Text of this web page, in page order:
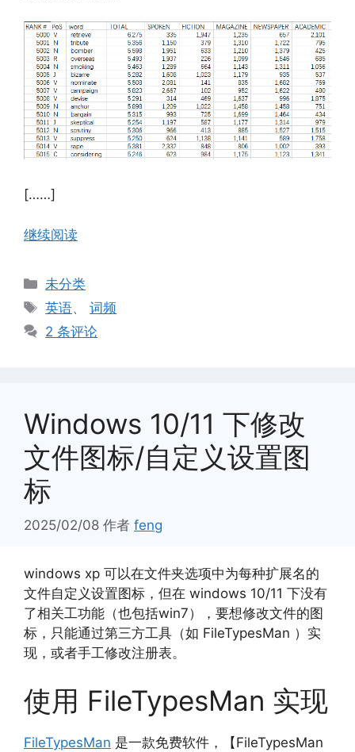
[……]
继续阅读
分
类
未分类
标
签
英语、词频
2 条评论
Windows 10/11 下修改
文件图标/自定义设置图
标
2025/02/08 作者 feng
windows xp 可以在文件夹选项中为每种扩展名的
文件自定义设置图标，但在 windows 10/11 下没有
了相关工功能（也包括win7），要想修改文件的图
标，只能通过第三方工具（如 FileTypesMan ）实
现，或者手工修改注册表。
使用 FileTypesMan 实现
FileTypesMan 是一款免费软件，【FileTypesMan